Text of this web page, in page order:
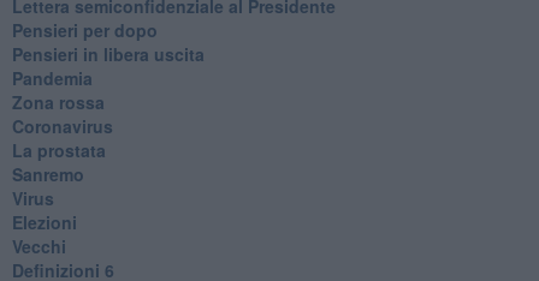
Lettera semiconfidenziale al Presidente
Pensieri per dopo
​Pensieri in libera uscita
Pandemia
Zona rossa
Coronavirus
La prostata
Sanremo
Virus
Elezioni
Vecchi
Definizioni 6